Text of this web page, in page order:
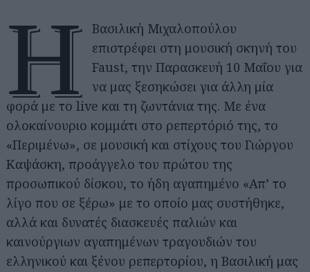
Η
Βασιλική Μιχαλοπούλου
επιστρέφει στη μουσική σκηνή του
Faust, την Παρασκευή 10 Μαΐου για
να μας ξεσηκώσει για άλλη μία
φορά με το live και τη ζωντάνια της. Με ένα
ολοκαίνουριο κομμάτι στο ρεπερτόριό της, το
«Περιμένω», σε μουσική και στίχους του Γιώργου
Καψάσκη, προάγγελο του πρώτου της
προσωπικού δίσκου, το ήδη αγαπημένο «Απ’ το
λίγο που σε ξέρω» με το οποίο μας συστήθηκε,
αλλά και δυνατές διασκευές παλιών και
καινούργιων αγαπημένων τραγουδιών του
ελληνικού και ξένου ρεπερτορίου, η Βασιλική μας